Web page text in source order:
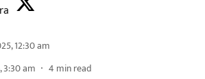
12:30 am
3:30 am 4 min read